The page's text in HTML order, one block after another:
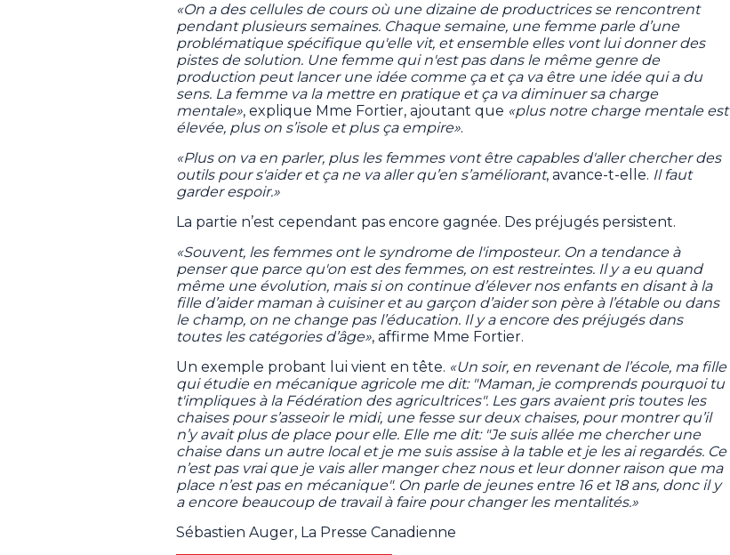
«On a des cellules de cours où une dizaine de productrices se rencontrent
pendant plusieurs semaines. Chaque semaine, une femme parle d’une
problématique spécifique qu'elle vit, et ensemble elles vont lui donner des
pistes de solution. Une femme qui n'est pas dans le même genre de
production peut lancer une idée comme ça et ça va être une idée qui a du
sens. La femme va la mettre en pratique et ça va diminuer sa charge
mentale», explique Mme Fortier, ajoutant que «plus notre charge mentale est
élevée, plus on s’isole et plus ça empire».
«Plus on va en parler, plus les femmes vont être capables d'aller chercher des
outils pour s'aider et ça ne va aller qu’en s’améliorant, avance-t-elle. Il faut
garder espoir.»
La partie n’est cependant pas encore gagnée. Des préjugés persistent.
«Souvent, les femmes ont le syndrome de l'imposteur. On a tendance à
penser que parce qu'on est des femmes, on est restreintes. Il y a eu quand
même une évolution, mais si on continue d’élever nos enfants en disant à la
fille d’aider maman à cuisiner et au garçon d’aider son père à l’étable ou dans
le champ, on ne change pas l’éducation. Il y a encore des préjugés dans
toutes les catégories d’âge», affirme Mme Fortier.
Un exemple probant lui vient en tête. «Un soir, en revenant de l’école, ma fille
qui étudie en mécanique agricole me dit: "Maman, je comprends pourquoi tu
t'impliques à la Fédération des agricultrices". Les gars avaient pris toutes les
chaises pour s’asseoir le midi, une fesse sur deux chaises, pour montrer qu’il
n’y avait plus de place pour elle. Elle me dit: "Je suis allée me chercher une
chaise dans un autre local et je me suis assise à la table et je les ai regardés. Ce
n’est pas vrai que je vais aller manger chez nous et leur donner raison que ma
place n’est pas en mécanique". On parle de jeunes entre 16 et 18 ans, donc il y
a encore beaucoup de travail à faire pour changer les mentalités.»
Sébastien Auger, La Presse Canadienne